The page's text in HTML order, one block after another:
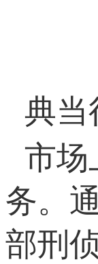
典当
市场
务。
部刑